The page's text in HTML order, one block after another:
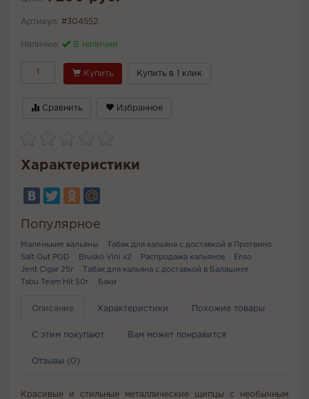
Артикул: #304552
Наличие: В наличии
Купить Купить в 1 клик
Сравнить Избранное
Характеристики
Популярное
Маленькие кальяны
Табак для кальяна с доставкой в Протвино
Salt Out POD
Brusko Vini x2 Распродажа кальянов
Enso
Jent Cigar 25г
Табак для кальяна с доставкой в Балашихе
Tabu Team Hit 50г
Баки
Описание Характеристики Похожие товары
С этим покупают Вам может понравится
Отзывы (0)
Красивые и стильные металлические щипцы с необычным